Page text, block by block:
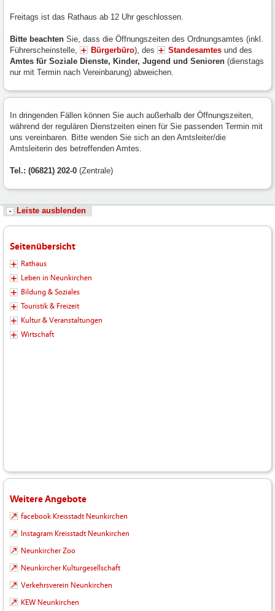
Freitags ist das Rathaus ab 12 Uhr geschlossen.
Bitte beachten Sie, dass die Öffnungszeiten des Ordnungsamtes (inkl.
Führerscheinstelle,
Bürgerbüro), des Standesamtes und des
Amtes für Soziale Dienste, Kinder, Jugend und Senioren (dienstags
nur mit Termin nach Vereinbarung) abweichen.
In dringenden Fällen können Sie auch außerhalb der Öffnungszeiten,
während der regulären Dienstzeiten einen für Sie passenden Termin mit
uns vereinbaren. Bitte wenden Sie sich an den Amtsleiter/die
Amtsleiterin des betreffenden Amtes.
Tel.: (06821) 202-0 (Zentrale)
Leiste ausblenden
Seitenübersicht
Rathaus
Leben in Neunkirchen
Bildung & Soziales
Touristik & Freizeit
Kultur & Veranstaltungen
Wirtschaft
Weitere Angebote
facebook Kreisstadt Neunkirchen
Instagram Kreisstadt Neunkirchen
Neunkircher Zoo
Neunkircher Kulturgesellschaft
Verkehrsverein Neunkirchen
KEW Neunkirchen